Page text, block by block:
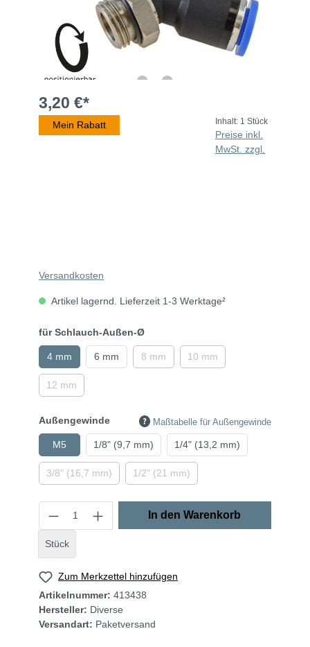
3,20 €*
Mein Rabatt Inhalt: 1 Stück
Preise inkl.
MwSt. zzgl.
Versandkosten
Artikel lagernd. Lieferzeit 1-3 Werktage²
für Schlauch-Außen-Ø
4 mm 6 mm 8 mm 10 mm
12 mm
Außengewinde Maßtabelle für Außengewinde
M5 1/8" (9,7 mm) 1/4" (13,2 mm)
3/8" (16,7 mm) 1/2" (21 mm)
Stück
In den Warenkorb
Zum Merkzettel hinzufügen
Artikelnummer: 413438
Hersteller: Diverse
Versandart: Paketversand